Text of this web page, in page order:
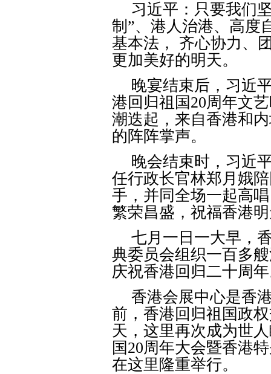
习近平：只要我们
制”、港人治港、高度
基本法， 齐心协力、
更加美好的明天。
晚宴结束后，习近
港回归祖国20周年文
潮迭起，来自香港和
的阵阵掌声。
晚会结束时，习近
任行政长官林郑月娥
手，并同全场一起高
繁荣昌盛，祝福香港
七月一日一大早，
典委员会组织一百多
庆祝香港回归二十周
香港会展中心是香
前，香港回归祖国政
天，这里再次成为世
国20周年大会暨香港
在这里隆重举行。